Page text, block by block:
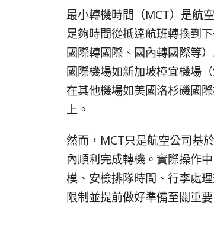
最小轉機時間（MCT）是航
足夠時間從抵達航班轉換到
國際轉國際、國內轉國際等
國際機場如新加坡樟宜機場
在其他機場如美國洛杉磯國
上。
然而，MCT只是航空公司基
內順利完成轉機。實際操作
模、安檢排隊時間、行李處
限制並提前做好準備至關重要